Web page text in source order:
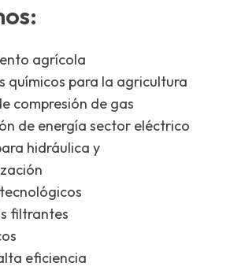
agrícola
químicos para la agricultura
compresión de gas
de energía sector eléctrico
hidráulica y
filtrantes
eficiencia